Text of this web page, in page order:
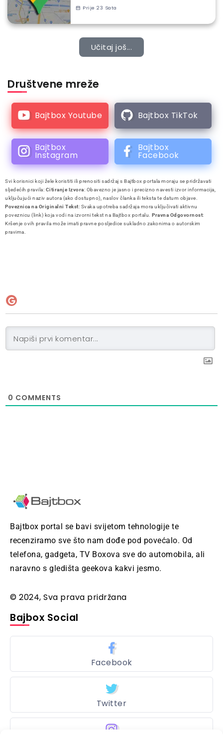
Prije 23 Sata
Učitaj još...
Društvene mreže
Bajtbox Youtube Bajtbox TikTok
Bajtbox
Instagram
Bajtbox
Facebook
Svi korisnici koji žele koristiti ili prenositi sadržaj s Bajtbox portala moraju se pridržavati
sljedećih pravila: Citiranje Izvora: Obavezno je jasno i precizno navesti izvor informacija,
uključujući naziv autora (ako dostupno), naslov članka ili teksta te datum objave.
Poveznica na Originalni Tekst: Svaka upotreba sadržaja mora uključivati aktivnu
poveznicu (link) koja vodi na izvorni tekst na Bajtbox portalu. Pravna Odgovornost:
Kršenje ovih pravila može imati pravne posljedice sukladno zakonima o autorskim
pravima.
0 COMMENTS
Bajtbox portal se bavi svijetom tehnologije te
recenziramo sve što nam dođe pod povećalo. Od
telefona, gadgeta, TV Boxova sve do automobila, ali
naravno s gledišta geekova kakvi jesmo.
© 2024, Sva prava pridržana
Bajbox Social
Facebook
Twitter